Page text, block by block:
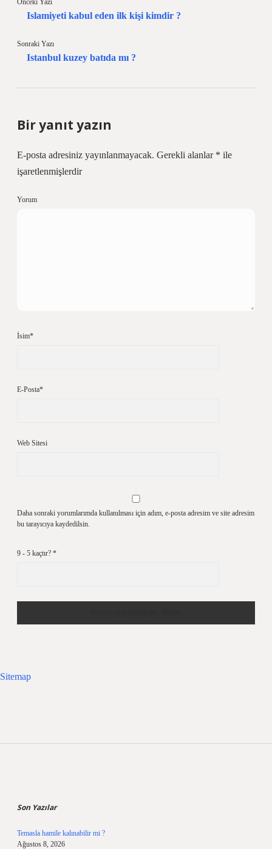
Önceki Yazı
Islamiyeti kabul eden ilk kişi kimdir ?
Sonraki Yazı
Istanbul kuzey batıda mı ?
Bir yanıt yazın
E-posta adresiniz yayınlanmayacak. Gerekli alanlar * ile
işaretlenmişlerdir
Yorum
İsim*
E-Posta*
Web Sitesi
Daha sonraki yorumlarımda kullanılması için adım, e-posta adresim ve site adresim
bu tarayıcıya kaydedilsin.
9 - 5 kaçtır? *
Sitemap
Son Yazılar
Temasla hamile kalınabilir mi ?
Ağustos 8, 2026